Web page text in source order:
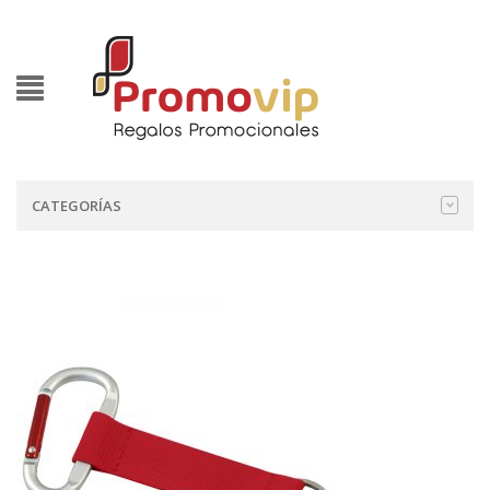
CATEGORÍAS